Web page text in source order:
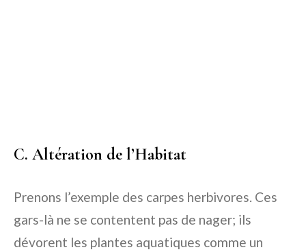
C. Altération de l’Habitat
Prenons l’exemple des carpes herbivores. Ces
gars-là ne se contentent pas de nager; ils
dévorent les plantes aquatiques comme un